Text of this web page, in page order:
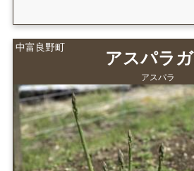
中富良野町
アスパラ
アスパラ